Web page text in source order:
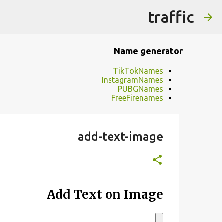
traffic
Name generator
TikTokNames
InstagramNames
PUBGNames
FreeFirenames
add-text-image
Add Text on Image